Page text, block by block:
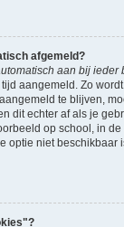
afgemeld?
aan bij ieder
aangemeld. Zo
te blijven,
dit echter af als je
op school, in
optie niet beschikbaar